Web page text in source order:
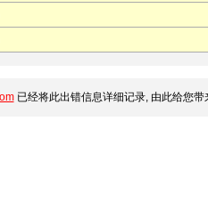
已经将此出错信息详细记录, 由此给您带